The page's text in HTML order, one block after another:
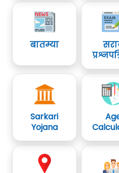
बातम्या
Sarkari
Yojana